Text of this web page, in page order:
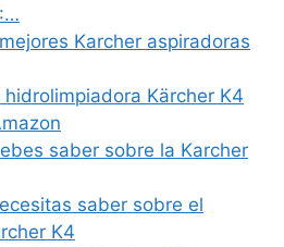
Karcher aspiradoras
Kärcher K4
saber sobre la Karcher
saber sobre el
K4